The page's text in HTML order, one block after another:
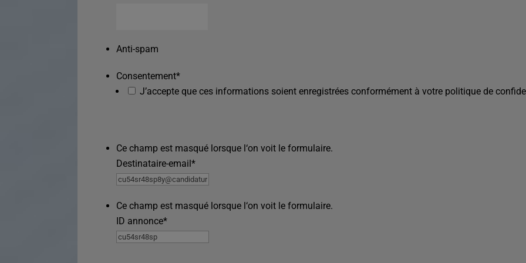
Anti-spam
Consentement*
J’accepte que ces informations soient enregistrées conformément à votre politique de
Ce champ est masqué lorsque l‘on voit le formulaire.
Destinataire-email*
Ce champ est masqué lorsque l‘on voit le formulaire.
ID annonce*